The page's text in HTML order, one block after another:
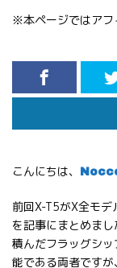
※本ページではアフ
こんにちは、
前回X-T5がX全モ
を記事にまとめま
積んだフラッグシ
能である両者ですが